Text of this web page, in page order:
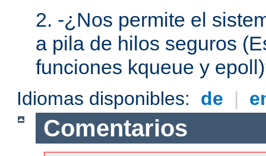
2. -¿Nos permite el
a pila de hilos seguros
funciones kqueue y
Idiomas disponibles: de |
Comentarios